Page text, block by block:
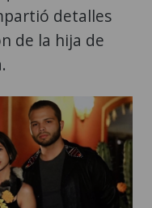
detalles
de la hija de